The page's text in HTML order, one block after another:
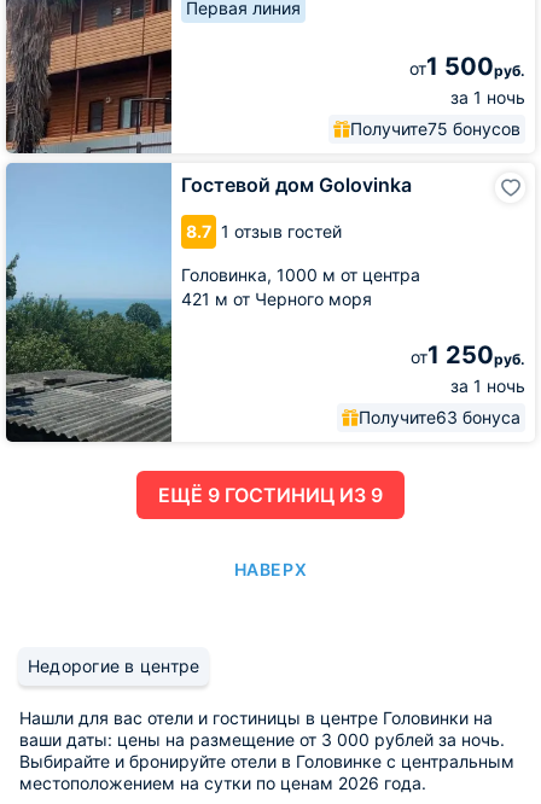
Первая линия
от1 500руб.
за 1 ночь
Получите75 бонусов
Гостевой дом Golovinka
8.7 1 отзыв гостей
Головинка, 1000 м от центра
421 м от Черного моря
от1 250руб.
за 1 ночь
Получите63 бонуса
Гостевой
ЕЩË 9 ГОСТИНИЦ ИЗ 9
НАВЕРХ
Недорогие в центре
Нашли для вас отели и гостиницы в центре Головинки на
ваши даты: цены на размещение от 3 000 рублей за ночь.
Выбирайте и бронируйте отели в Головинке с центральным
местоположением на сутки по ценам 2026 года.